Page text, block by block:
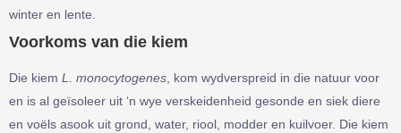
winter en lente.
Voorkoms van die kiem
Die kiem L monocytogenes , kom wydverspreid in die natuur voor
en is al geїsoleer uit ‘n wye verskeidenheid gesonde en siek diere
en voëls asook uit grond, water, riool, modder en kuilvoer. Die kiem